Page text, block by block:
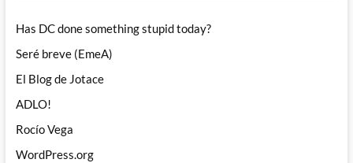
Has DC done something stupid today?
Seré breve (EmeA)
El Blog de Jotace
ADLO!
Rocío Vega
WordPress.org